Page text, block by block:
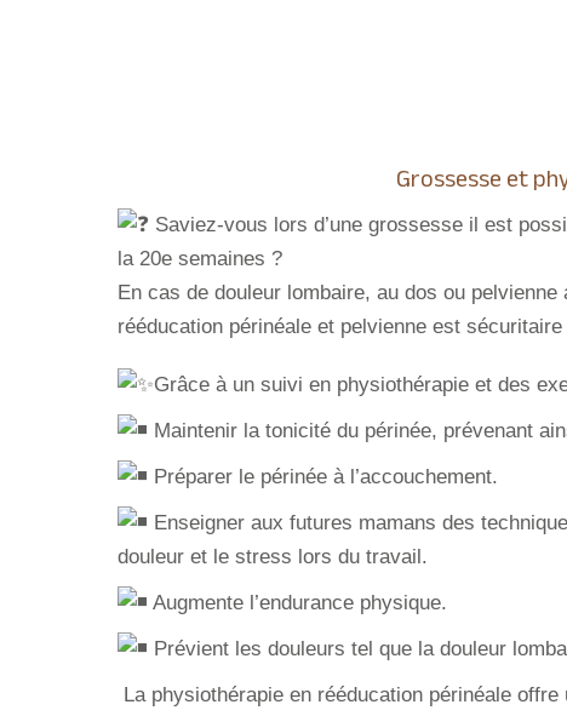
Grossesse et
Saviez-vous lors d’une grossesse il est
la 20e semaines ?
En cas de douleur lombaire, au dos ou
rééducation périnéale et pelvienne est
Grâce à un suivi en physiothérapie et des
Maintenir la tonicité du périnée, prévenant
Préparer le périnée à l’accouchement.
Enseigner aux futures mamans des
douleur et le stress lors du travail.
Augmente l’endurance physique.
Prévient les douleurs tel que la douleur
La physiothérapie en rééducation périnéale